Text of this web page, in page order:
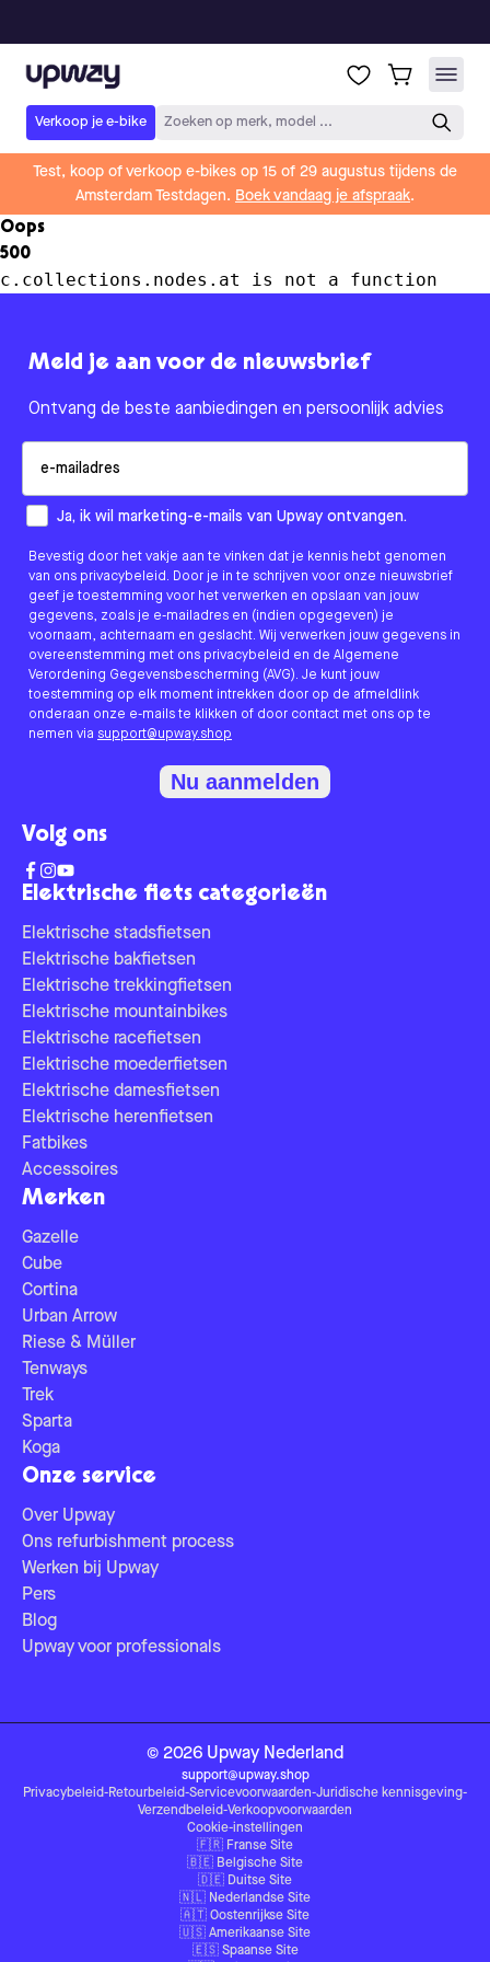
Upway
Verkoop je e-bike Zoeken op merk, model ...
Test, koop of verkoop e-bikes op 15 of 29 augustus tijdens de
Amsterdam Testdagen. Boek vandaag je afspraak.
Oops
500
c.collections.nodes.at is not a function
Elektrische fiets categorieën
Elektrische stadsfietsen
Elektrische bakfietsen
Elektrische trekkingfietsen
Elektrische mountainbikes
Elektrische racefietsen
Elektrische moederfietsen
Elektrische damesfietsen
Elektrische herenfietsen
Fatbikes
Accessoires
Merken
Gazelle
Cube
Cortina
Urban Arrow
Riese & Müller
Tenways
Trek
Sparta
Koga
Onze service
Over Upway
Ons refurbishment process
Werken bij Upway
Pers
Blog
Upway voor professionals
Meld je aan voor de nieuwsbrief
Ontvang de beste aanbiedingen en persoonlijk advies
How would you like to hear from us?
Ja, ik wil marketing-e-mails van Upway ontvangen.
Bevestig door het vakje aan te vinken dat je kennis hebt genomen
van ons privacybeleid. Door je in te schrijven voor onze nieuwsbrief
geef je toestemming voor het verwerken en opslaan van jouw
gegevens, zoals je e-mailadres en (indien opgegeven) je
voornaam, achternaam en geslacht. Wij verwerken jouw gegevens in
overeenstemming met ons privacybeleid en de Algemene
Verordening Gegevensbescherming (AVG). Je kunt jouw
toestemming op elk moment intrekken door op de afmeldlink
onderaan onze e-mails te klikken of door contact met ons op te
nemen via support@upway.shop
Nu aanmelden
Volg ons
© 2026 Upway Nederland
support@upway.shop
Privacybeleid-Retourbeleid-Servicevoorwaarden-Juridische kennisgeving-
Verzendbeleid-Verkoopvoorwaarden
Cookie-instellingen
🇫🇷 Franse Site
🇧🇪 Belgische Site
🇩🇪 Duitse Site
🇳🇱 Nederlandse Site
🇦🇹 Oostenrijkse Site
🇺🇸 Amerikaanse Site
🇪🇸 Spaanse Site